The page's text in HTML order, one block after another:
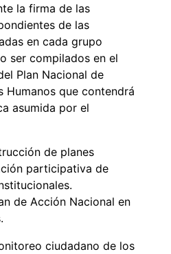
la firma de las
de las
en cada grupo
ser compilados en el
Plan Nacional de
Humanos que contendrá
asumida por el
de planes
participativa de
de Acción Nacional en
ciudadano de los